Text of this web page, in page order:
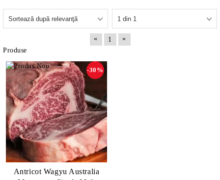
« 1
»
Produse
Antricot Wagyu Australia
-30%